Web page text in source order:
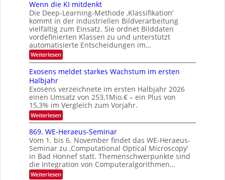
n
d
M
a
n
t
i
S
e
c
t
r
n
I
O
N
T
e
c
h
T
l
k
s
n
a
u
f
d
e
r
I
S
I
O
N
2
0
2
6
h
e
a
n
d
e
n
Wenn die KI mitdenkt
Die Deep-Learning-Methode ‚Klassifikation‘
kommt in der industriellen Bildverarbeitung
vielfältig zum Einsatz. Sie ordnet Bilddaten
vordefinierten Klassen zu und unterstützt
automatisierte Entscheidungen im…
Weiterlesen:
W
n
d
i
e
K
I
m
i
t
d
e
n
k
t
Exosens meldet starkes Wachstum im ersten
Halbjahr
Exosens verzeichnete im ersten Halbjahr 2026
einen Umsatz von 253,1Mio.€ – ein Plus von
15,3% im Vergleich zum Vorjahr.
Weiterlesen:
E
x
o
s
e
n
s
m
e
869. WE-Heraeus-Seminar
Vom 1. bis 6. November findet das WE-Heraeus-
Seminar zu ‚Computational Optical Microscopy‘
in Bad Honnef statt. Themenschwerpunkte sind
die Integration von Computeralgorithmen…
Weiterlesen: